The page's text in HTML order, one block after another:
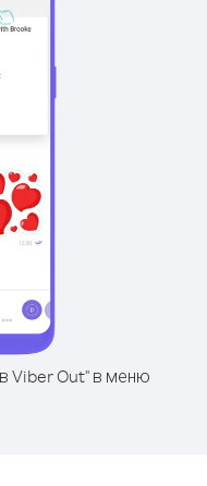
Viber Out" в меню